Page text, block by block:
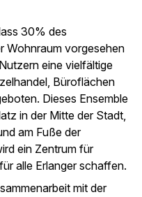
30% des
Wohnraum vorgesehen
eine vielfältige
Büroflächen
Dieses Ensemble
in der Mitte der Stadt,
am Fuße der
ein Zentrum für
alle Erlanger schaffen.
mit der